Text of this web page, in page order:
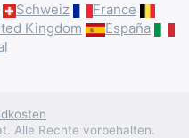
Schweiz
France
Kingdom
España
Alle Rechte vorbehalten.